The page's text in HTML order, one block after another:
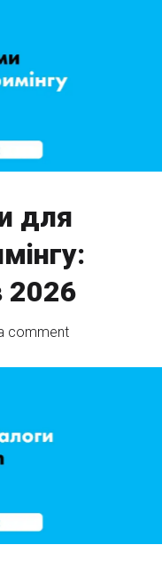
для
2026
comment